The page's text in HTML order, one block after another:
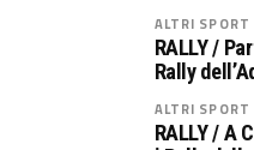
ALTRI SPORT
RALLY /
Rally
ALTRI SPORT
RALLY / A